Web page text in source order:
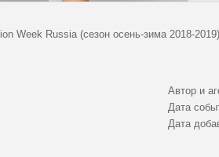
Week Russia (сезон осень-зима 2018-
Автор и
Дата
Дата